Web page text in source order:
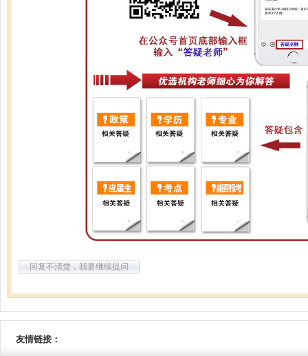
回复不清楚，我要继续提问
友情链接：